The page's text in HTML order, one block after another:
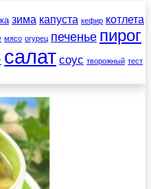
зима капуста кефир котлета
мясо огурец печенье пирог
салат соус творожный тест